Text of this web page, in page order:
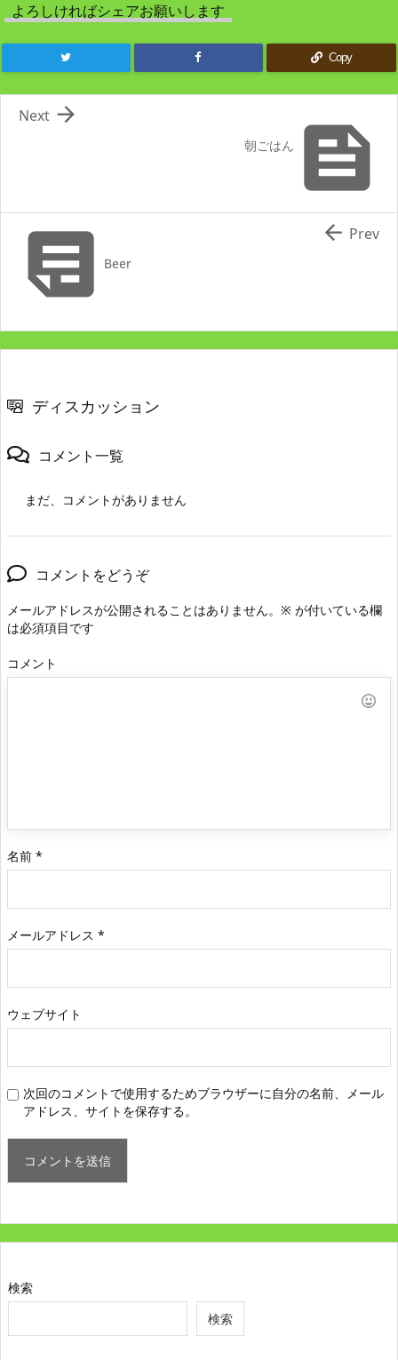
よろしければシェアお願いします
Copy

朝ごはん

Next
Beer
 Prev
ディスカッション
コメント一覧
まだ、コメントがありません
コメントをどうぞ
メールアドレスが公開されることはありません。 ※ が付いている欄
は必須項目です
コメント
名前 *
メールアドレス *
ウェブサイト
次回のコメントで使用するためブラウザーに自分の名前、メール
アドレス、サイトを保存する。
検索
検索